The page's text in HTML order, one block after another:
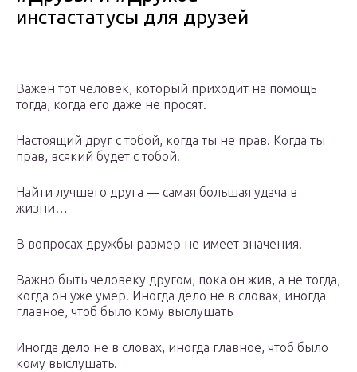
инстастатусы для друзей
Важен тот человек, который приходит на помощь
тогда, когда его даже не просят.
Настоящий друг с тобой, когда ты не прав. Когда ты
прав, всякий будет с тобой.
Найти лучшего друга — самая большая удача в
жизни…
В вопросах дружбы размер не имеет значения.
Важно быть человеку другом, пока он жив, а не тогда,
когда он уже умер. Иногда дело не в словах, иногда
главное, чтоб было кому выслушать
Иногда дело не в словах, иногда главное, чтоб было
кому выслушать.